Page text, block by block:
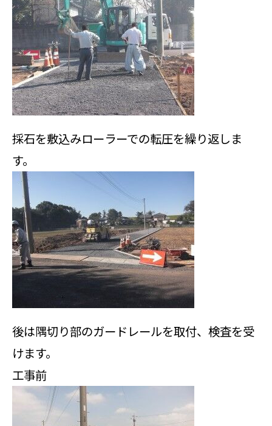
採石を敷込みローラーでの転圧を繰り返しま
す。
後は隅切り部のガードレールを取付、検査を受
けます。
工事前